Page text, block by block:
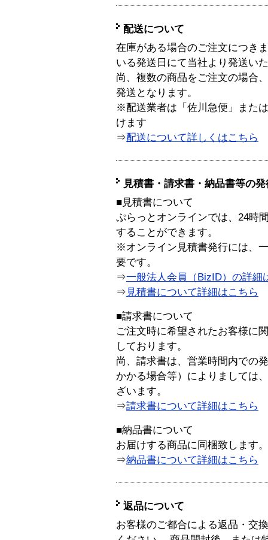
配送について
在庫がある場合のご注文につき
いる発送日にて当社より発送い
尚、複数の商品をご注文の場合
発送となります。
※配送業者は「佐川急便」また
けます
⇒配送について詳しくはこちら
見積書・請求書・納品書等の
■見積書について
ぷらっとオンラインでは、24時
することができます。
※オンライン見積書発行には、
要です。
⇒一般法人会員（BizID）の詳細
⇒ 見積書について詳細はこちら
■請求書について
ご注文時に希望されたお客様に
しております。
尚、請求書は、営業時間内での
かかる場合等）によりましては
ざいます。
⇒請求書について詳細はこちら
■納品書について
お届けする商品に同梱致します。
⇒納品書について詳細はこちら
返品について
お客様のご都合による返品・交